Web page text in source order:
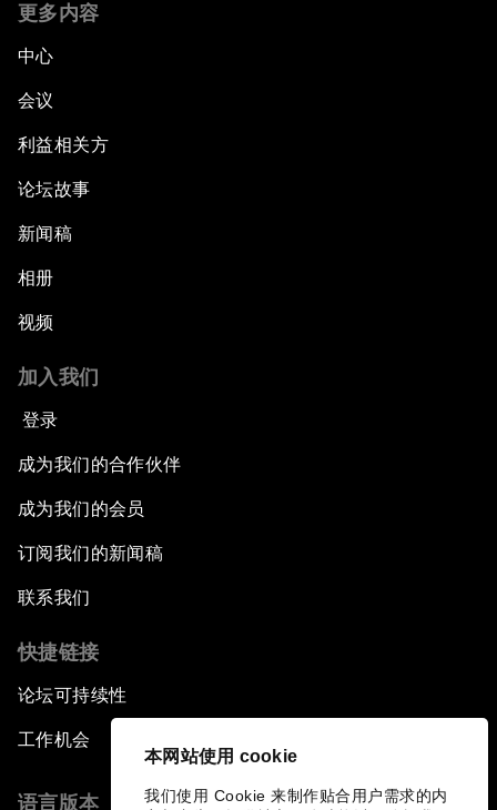
本网站使用 cookie
我们使用 Cookie 来制作贴合用户需求的内
更多内容
中心
会议
利益相关方
论坛故事
新闻稿
相册
视频
加入我们
登录
成为我们的合作伙伴
成为我们的会员
订阅我们的新闻稿
联系我们
快捷链接
论坛可持续性
工作机会
语言版本